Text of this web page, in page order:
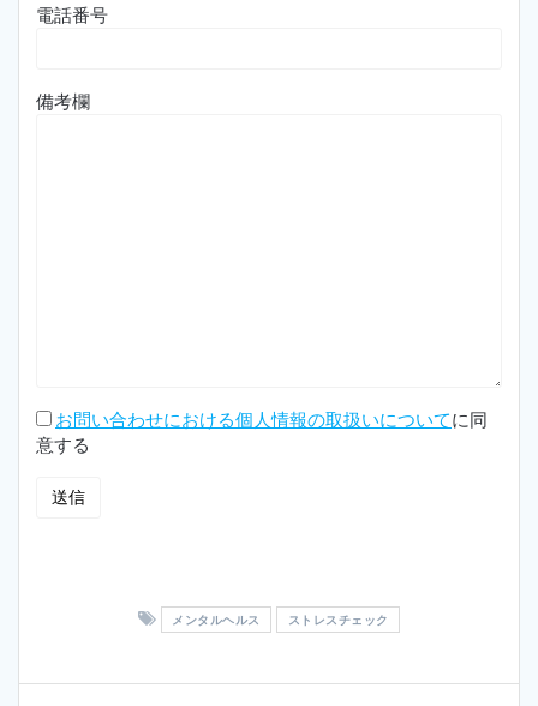
電話番号
備考欄
お問い合わせにおける個人情報の取扱いについてに同
意する
メンタルヘルス ストレスチェック